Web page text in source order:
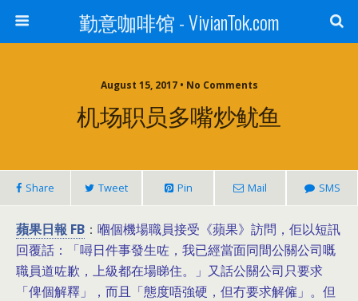
勤意咖啡馆 - VivianTok.com
August 15, 2017 • No Comments
机场职员多嘴炒鱿鱼
Share Tweet Pin Mail SMS
蘋果日報 FB ： 嗰個機場職員接受《蘋果》訪問，佢以短訊
回覆話：「噚日件事發生咗，我已經當面同間公關公司嘅
職員道咗歉，上級都在場睇住。」又話公關公司只要求
「俾個解釋」，而且「態度唔強硬，但冇要求解僱」。但